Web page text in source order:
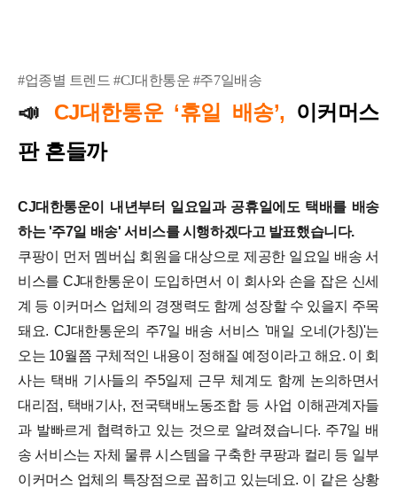
#업종별 트렌드 #CJ대한통운 #주7일배송
📣 CJ대한통운 ‘휴일 배송’, 이커머스
판 흔들까
CJ대한통운이 내년부터 일요일과 공휴일에도 택배를 배송
하는 '주7일 배송' 서비스를 시행하겠다고 발표했습니다.
쿠팡이 먼저 멤버십 회원을 대상으로 제공한 일요일 배송 서
비스를 CJ대한통운이 도입하면서 이 회사와 손을 잡은 신세
계 등 이커머스 업체의 경쟁력도 함께 성장할 수 있을지 주목
돼요. CJ대한통운의 주7일 배송 서비스 '매일 오네(가칭)'는
오는 10월쯤 구체적인 내용이 정해질 예정이라고 해요. 이 회
사는 택배 기사들의 주5일제 근무 체계도 함께 논의하면서
대리점, 택배기사, 전국택배노동조합 등 사업 이해관계자들
과 발빠르게 협력하고 있는 것으로 알려졌습니다. 주7일 배
송 서비스는 자체 물류 시스템을 구축한 쿠팡과 컬리 등 일부
이커머스 업체의 특장점으로 꼽히고 있는데요. 이 같은 상황